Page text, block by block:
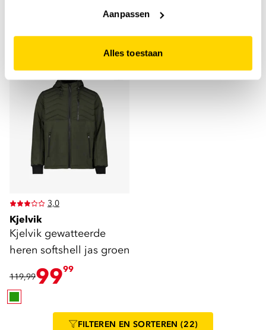
website niet optimaal functioneert.
Aanpassen
Alles toestaan
129,99119
3,0
Kjelvik
Kjelvik gewatteerde
heren softshell jas groen
119,999999
FILTEREN EN SORTEREN (22)